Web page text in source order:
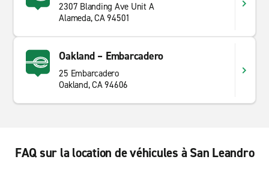
2307 Blanding Ave Unit A
Alameda, CA 94501
Oakland – Embarcadero
25 Embarcadero
Oakland, CA 94606
FAQ sur la location de véhicules à San Leandro